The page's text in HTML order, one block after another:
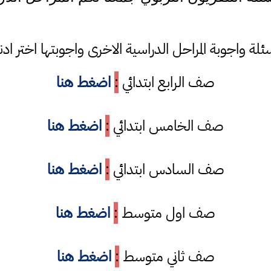
واجوبة المراحل الدراسية الاخرى واجوبتها اختر
صف الرابع ابتدائي : اضغط هنا
صف الخامس ابتدائي : اضغط هنا
صف السادس ابتدائي : اضغط هنا
صف اول متوسط : اضغط هنا
صف ثاني متوسط : اضغط هنا